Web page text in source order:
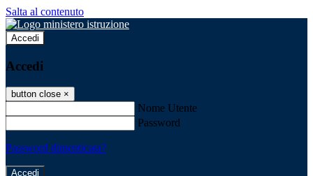
Salta al contenuto
Accedi
Accedi
button close ×
Nome Utente
Password
Password dimenticata?